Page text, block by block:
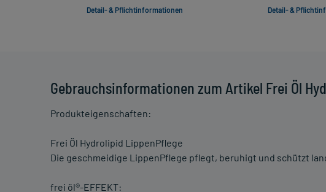
Gebrauchsinformationen zum Artikel Frei Öl
Produkteigenschaften:
Frei Öl Hydrolipid LippenPflege
Die geschmeidige LippenPflege pflegt, beruhigt und schützt
frei öl®-EFFEKT:
Detail- & Pflichtinformationen Detail- &